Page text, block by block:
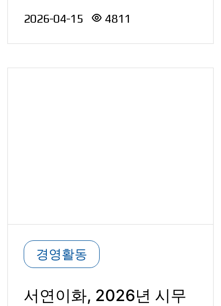
부품용 재활용 ABS 수..
2026-04-15 4811
경영활동
서연이화, 2026년 시무